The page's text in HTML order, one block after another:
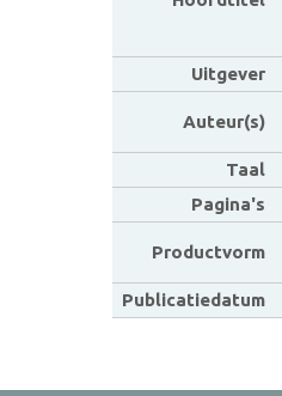
Uitgever
Auteur(s)
Taal
Pagina's
Productvorm
Publicatiedatum